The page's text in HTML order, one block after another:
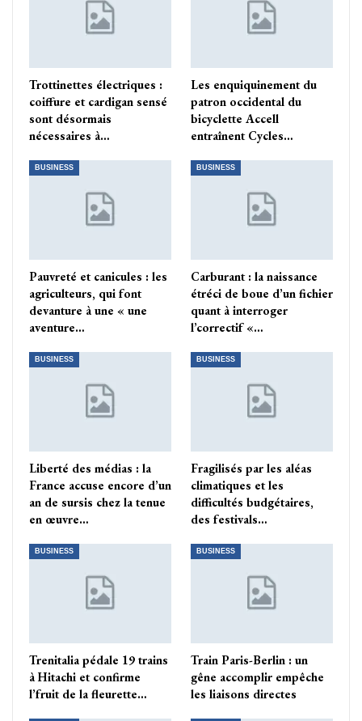
Trottinettes électriques :
coiffure et cardigan sensé
sont désormais
nécessaires à…
Les enquiquinement du
patron occidental du
bicyclette Accell
entraînent Cycles…
BUSINESS
Pauvreté et canicules : les
agriculteurs, qui font
devanture à une « une
aventure…
BUSINESS
Carburant : la naissance
étréci de boue d’un fichier
quant à interroger
l’correctif «…
BUSINESS
Liberté des médias : la
France accuse encore d’un
an de sursis chez la tenue
en œuvre…
BUSINESS
Fragilisés par les aléas
climatiques et les
difficultés budgétaires,
des festivals…
BUSINESS
Trenitalia pédale 19 trains
à Hitachi et confirme
l’fruit de la fleurette…
BUSINESS
Train Paris-Berlin : un
gêne accomplir empêche
les liaisons directes